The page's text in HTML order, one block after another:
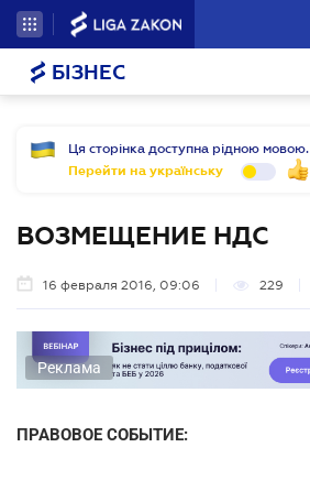
БІЗНЕС
Ця сторінка доступна рідною мовою.
Перейти на українську
ВОЗМЕЩЕНИЕ НДС
16 февраля 2016, 09:06 229
Реклама
ПРАВОВОЕ СОБЫТИЕ: